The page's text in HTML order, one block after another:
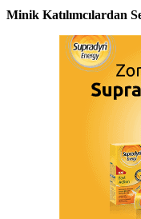
Minik Katılımcılardan